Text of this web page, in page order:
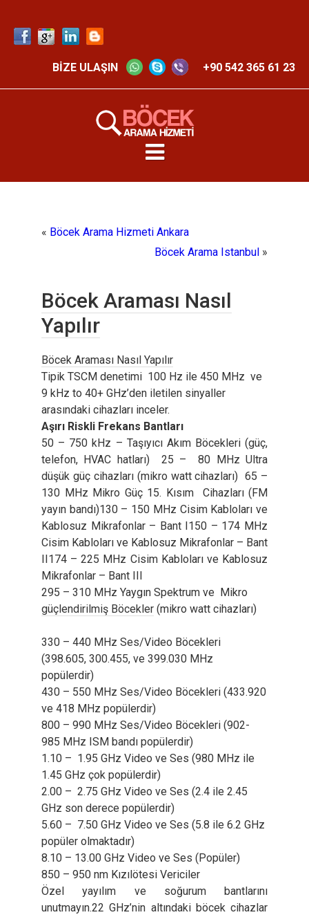
BİZE ULAŞIN +90 542 365 61 23
« Böcek Arama Hizmeti Ankara
Böcek Arama Istanbul »
Böcek Araması Nasıl
Yapılır
Böcek Araması Nasıl Yapılır
Tipik TSCM denetimi 100 Hz ile 450 MHz ve
9 kHz to 40+ GHz’den iletilen sinyaller
arasındaki cihazları inceler.
Aşırı Riskli Frekans Bantları
50 – 750 kHz – Taşıyıcı Akım Böcekleri (güç,
telefon, HVAC hatları) 25 – 80 MHz Ultra
düşük güç cihazları (mikro watt cihazları) 65 –
130 MHz Mikro Güç 15. Kısım Cihazları (FM
yayın bandı)130 – 150 MHz Cisim Kabloları ve
Kablosuz Mikrafonlar – Bant I150 – 174 MHz
Cisim Kabloları ve Kablosuz Mikrafonlar – Bant
II174 – 225 MHz Cisim Kabloları ve Kablosuz
Mikrafonlar – Bant III
295 – 310 MHz Yaygın Spektrum ve Mikro
güçlendirilmiş Böcekler (mikro watt cihazları)
330 – 440 MHz Ses/Video Böcekleri
(398.605, 300.455, ve 399.030 MHz
popülerdir)
430 – 550 MHz Ses/Video Böcekleri (433.920
ve 418 MHz popülerdir)
800 – 990 MHz Ses/Video Böcekleri (902-
985 MHz ISM bandı popülerdir)
1.10 – 1.95 GHz Video ve Ses (980 MHz ile
1.45 GHz çok popülerdir)
2.00 – 2.75 GHz Video ve Ses (2.4 ile 2.45
GHz son derece popülerdir)
5.60 – 7.50 GHz Video ve Ses (5.8 ile 6.2 GHz
popüler olmaktadır)
8.10 – 13.00 GHz Video ve Ses (Popüler)
850 – 950 nm Kızılötesi Vericiler
Özel yayılım ve soğurum bantlarını
unutmayın.22 GHz’nin altındaki böcek cihazlar